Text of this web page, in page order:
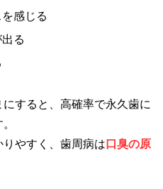
感じる
る
すると、高確率で永久歯に
やすく、歯周病は口臭の原